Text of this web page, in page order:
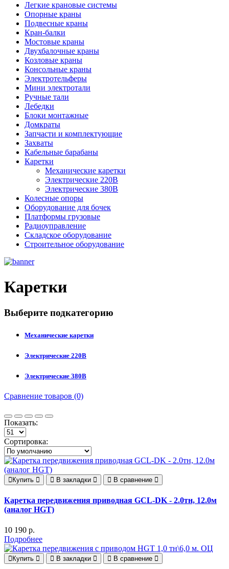
Легкие крановые системы
Опорные краны
Подвесные краны
Кран-балки
Мостовые краны
Двухбалочные краны
Козловые краны
Консольные краны
Электротельферы
Мини электротали
Ручные тали
Лебедки
Блоки монтажные
Домкраты
Запчасти и комплектующие
Захваты
Кабельные барабаны
Каретки
Механические каретки
Электрические 220В
Электрические 380В
Колесные опоры
Оборудование для бочек
Платформы грузовые
Радиоуправление
Складское оборудование
Строительное оборудование
Каретки
Выберите подкатегорию
Механические каретки
Электрические 220В
Электрические 380В
Сравнение товаров (0)
Показать:
Сортировка:
Купить В закладки В сравнение
Каретка передвижения приводная GCL-DK - 2.0тн, 12.0м
(аналог HGT)
10 190 р.
Подробнее
Купить В закладки В сравнение